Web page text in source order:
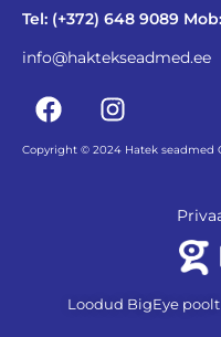
Tel: (+372) 648 9089
info@haktekseadmed.ee
Copyright © 2024 Hatek seadmed
Loodud BigEye